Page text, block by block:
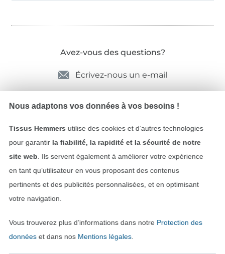
Avez-vous des questions?
Écrivez-nous un e-mail
Payer avec
Nous adaptons vos données à vos besoins !
Tissus Hemmers utilise des cookies et d’autres technologies
pour garantir la fiabilité, la rapidité et la sécurité de notre
site web . Ils servent également à améliorer votre expérience
en tant qu’utilisateur en vous proposant des contenus
pertinents et des publicités personnalisées, et en optimisant
votre navigation.
Vous trouverez plus d’informations dans notre Protection des
donnéeset dans nos Mentions légales.